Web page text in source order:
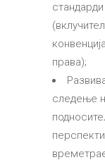
права);
следење